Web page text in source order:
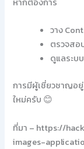
วาง
ตรวจสอ
ดูแลระบ
การมีผู้เชี่ยวชาญอ
ใหม่ครับ 😊
ที่มา – https://
images-